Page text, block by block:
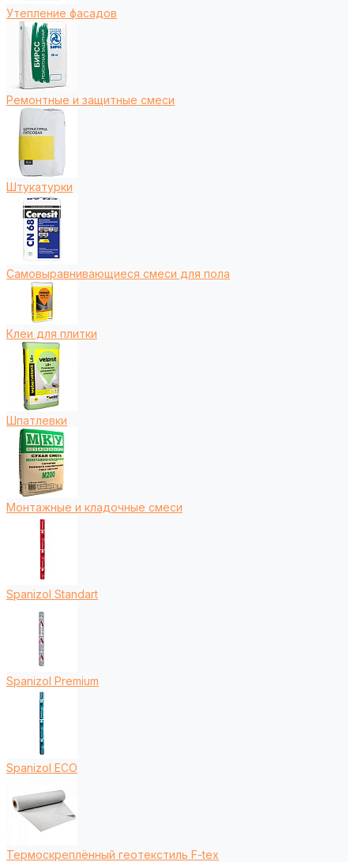
Утепление фасадов
Ремонтные и защитные смеси
Штукатурки
Самовыравнивающиеся смеси для пола
Клеи для плитки
Шпатлевки
Монтажные и кладочные смеси
Spanizol Standart
Spanizol Premium
Spanizol ECO
Термоскреплённый геотекстиль F-tex